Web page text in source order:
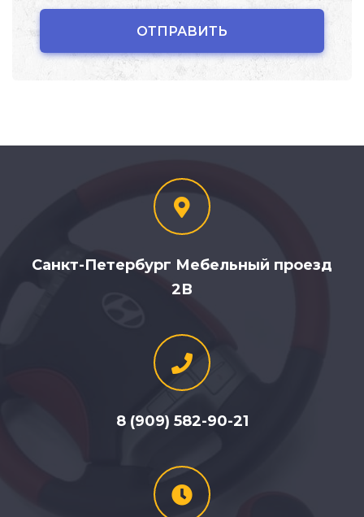
Санкт-Петербург Мебельный проезд
2В
8 (909) 582-90-21